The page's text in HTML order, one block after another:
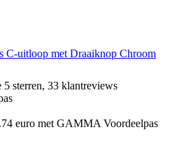
C-uitloop met Draaiknop Chroom
sterren, 33 klantreviews
euro met GAMMA Voordeelpas